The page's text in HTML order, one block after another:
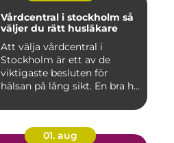
Vårdcentral i stockholm så
väljer du rätt husläkare
Att välja vårdcentral i
Stockholm är ett av de
viktigaste besluten för
hälsan på lång sikt. En bra h...
01. aug